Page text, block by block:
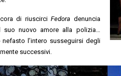
di riuscirciFedora denuncia
suo nuovo amore alla polizia…
l’intero susseguirsi degli
successivi.